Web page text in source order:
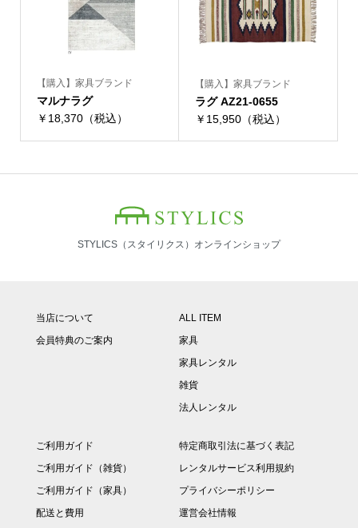
【購入】家具ブランド
マルナラグ
￥18,370（税込）
【購入】家具ブランド
ラグ AZ21-0655
￥15,950（税込）
STYLICS（スタイリクス）オンラインショップ
当店について
会員特典のご案内
ALL ITEM
家具
家具レンタル
雑貨
法人レンタル
ご利用ガイド
ご利用ガイド（雑貨）
ご利用ガイド（家具）
配送と費用
特定商取引法に基づく表記
レンタルサービス利用規約
プライバシーポリシー
運営会社情報